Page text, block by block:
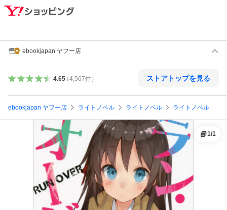
ebookjapan ヤフー店
4.65（4,567件） ストアトップを見る
ebookjapan ヤフー店 ライトノベル ライトノベル ライトノベル
1/1